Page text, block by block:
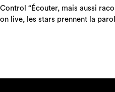
“Écouter, mais aussi
live, les stars prennent la